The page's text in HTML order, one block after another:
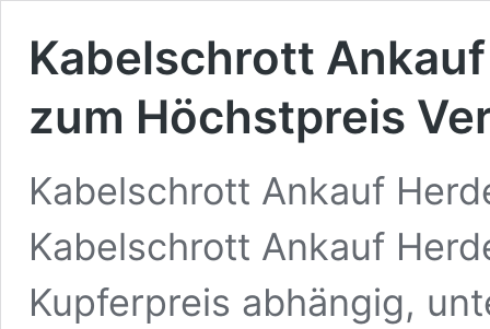
Kabelschrott
zum Höchstpreis
Kabelschrott Ankauf
Kabelschrott Ankauf
Kupferpreis abhängig,